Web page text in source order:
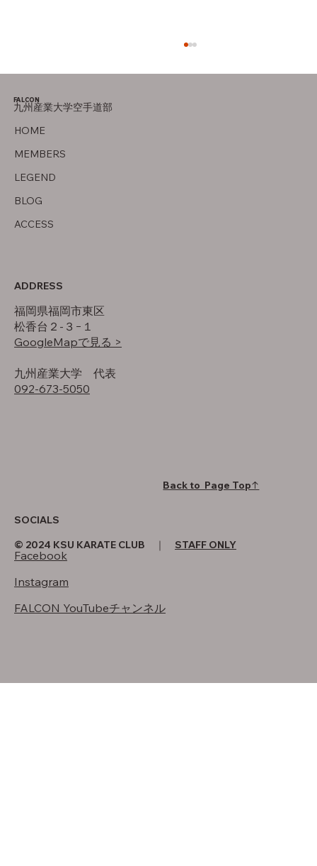
竜泉寺の湯！
HOME
MEMBERS
LEGEND
BLOG
ACCESS
FALCON
九州産業大学空手道部
ADDRESS
福岡県福岡市東区
松香台２-３−１
GoogleMapで見る >
​九州産業大学 代表
092-673-5050
SOCIALS
Facebook
Instagram
FALCON YouTubeチャンネル
Back to Page Top↑
© 2024 KSU KARATE CLUB ｜ STAFF ONLY